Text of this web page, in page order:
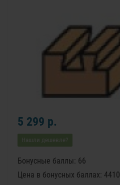
5 299 р.
Нашли дешевле?
Бонусные баллы: 66
Цена в бонусных баллах: 4410